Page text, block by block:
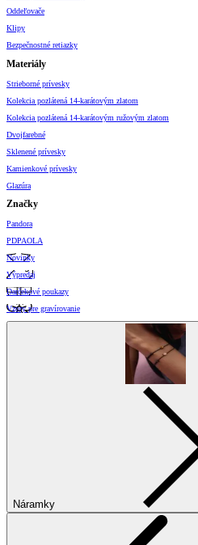
Oddeľovače
Klipy
Bezpečnostné retiazky
Materiály
Strieborné prívesky
Kolekcia pozlátená 14-karátovým zlatom
Kolekcia pozlátená 14-karátovým ružovým zlatom
Dvojfarebné
Sklenené prívesky
Kamienkové prívesky
Glazúra
Značky
Pandora
PDPAOLA
Novinky
Výpredaj
Darčekové poukazy
Vzory pre gravírovanie
Náramky